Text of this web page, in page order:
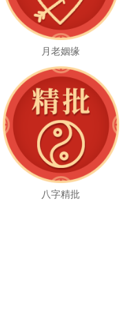
月老姻缘
八字精批